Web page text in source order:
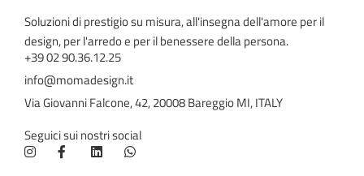
Soluzioni di prestigio su misura, all'insegna dell'amore per il
design, per l'arredo e per il benessere della persona.
+39 02 90.36.12.25
info@momadesign.it
Via Giovanni Falcone, 42, 20008 Bareggio MI, ITALY
Seguici sui nostri social